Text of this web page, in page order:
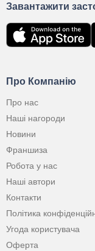
Про Компанію
Про нас
Наші нагороди
Новини
Франшиза
Робота у нас
Наші автори
Контакти
Політика
Угода користувача
Оферта
Завантажити